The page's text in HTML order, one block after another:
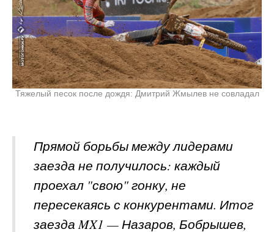
Тяжелый песок после дождя: Дмитрий Жмылев не совладал
Прямой борьбы между лидерами
заезда не получилось: каждый
проехал "свою" гонку, не
пересекаясь с конкурентами. Итог
заезда MX1 — Назаров, Бобрышев,